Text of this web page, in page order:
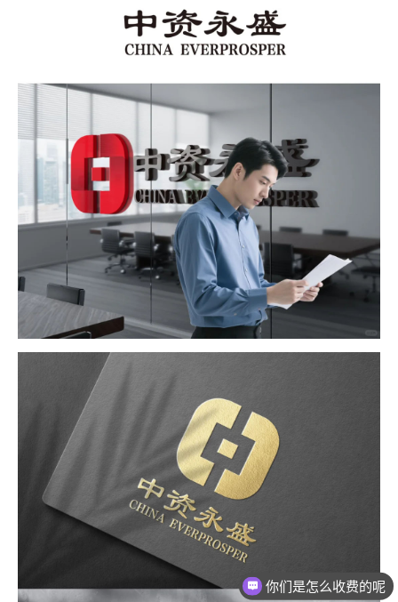
你们是怎么收费的呢